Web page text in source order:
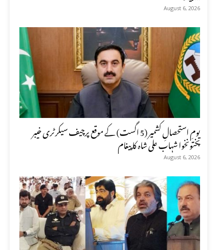
August 6, 2026
یومِ استحصالِ کشمیر (5 اگست) کے موقع پرچیف سیکرٹری خیبر
پختونخوا شہاب علی شاہ کا پیغام
August 6, 2026